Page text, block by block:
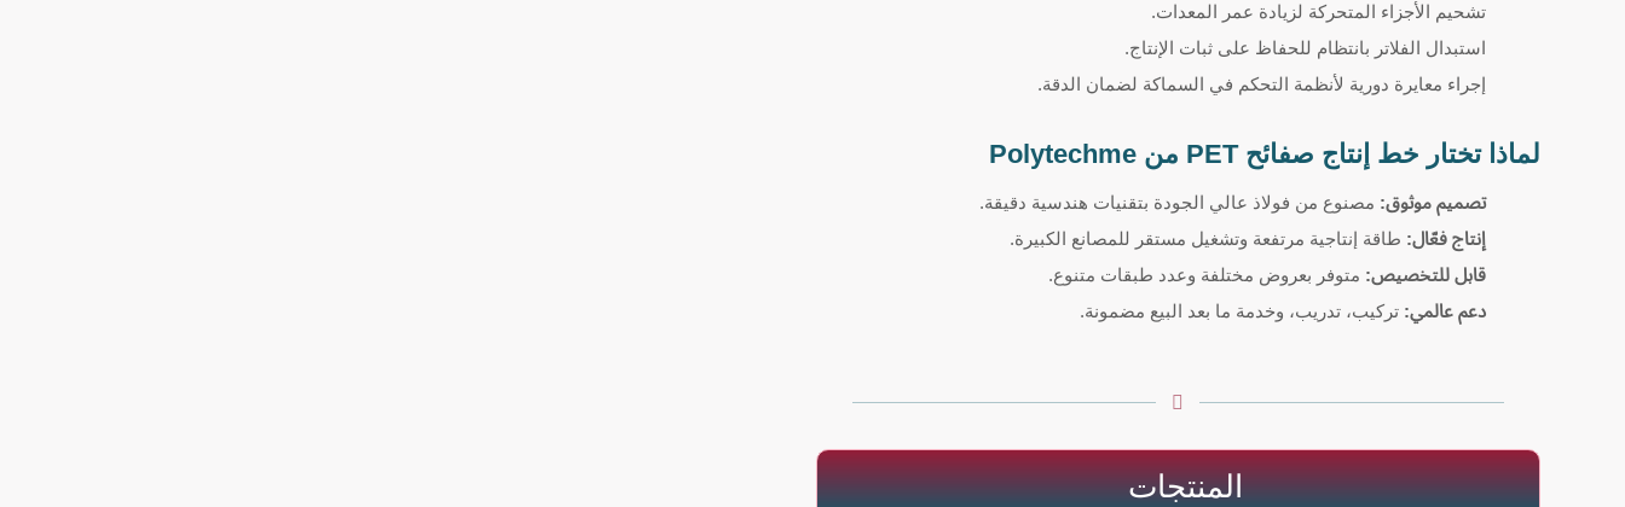
تشحيم الأجزاء المتحركة لزيادة عمر المعدات.
استبدال الفلاتر بانتظام للحفاظ على ثبات الإنتاج.
إجراء معايرة دورية لأنظمة التحكم في السماكة لضمان الدقة.
لماذا تختار خط إنتاج صفائح PET من Polytechme
تصميم موثوق: مصنوع من فولاذ عالي الجودة بتقنيات هندسية دقيقة.
إنتاج فعّال: طاقة إنتاجية مرتفعة وتشغيل مستقر للمصانع الكبيرة.
قابل للتخصيص: متوفر بعروض مختلفة وعدد طبقات متنوع.
دعم عالمي: تركيب، تدريب، وخدمة ما بعد البيع مضمونة.
المنتجات